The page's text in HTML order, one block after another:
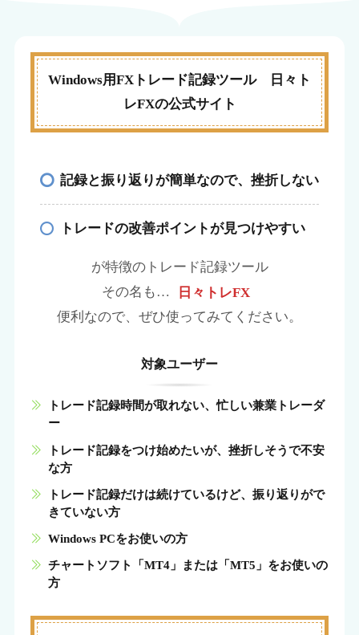
e
b
k
t
t
i
l
Windows用FXトレード記録ツール 日々ト
レFXの公式サイト
記録と振り返りが簡単なので、挫折しない
トレードの改善ポイントが見つけやすい
が特徴のトレード記録ツール
その名も…
日々トレFX
便利なので、ぜひ使ってみてください。
対象ユーザー
トレード記録時間が取れない、忙しい兼業トレーダ
ー
トレード記録をつけ始めたいが、挫折しそうで不安
な方
トレード記録だけは続けているけど、振り返りがで
きていない方
Windows PCをお使いの方
チャートソフト「MT4」または「MT5」をお使いの
方